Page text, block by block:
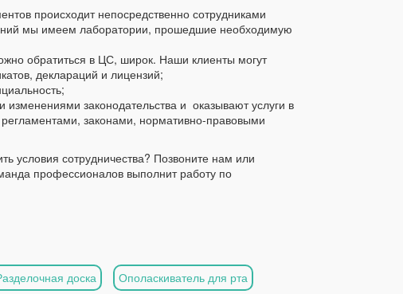
происходит непосредственно сотрудниками
мы имеем лаборатории, прошедшие необходимую
обратиться в ЦС, широк. Наши клиенты могут
деклараций и лицензий;
законодательства и оказывают услуги в
законами, нормативно-правовыми
условия сотрудничества? Позвоните нам или
профессионалов выполнит работу по
доска Ополаскиватель для рта